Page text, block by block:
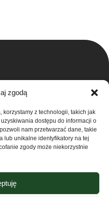
zgodą
z technologii, takich jak
dostępu do informacji o
nam przetwarzać dane, takie
lub unikalne identyfikatory na tej
zgody może niekorzystnie
reklamowej
w